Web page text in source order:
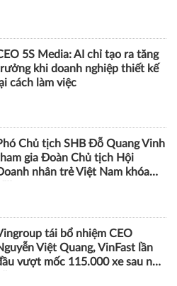
5S Media: AI chỉ tạo ra tăng
khi doanh nghiệp thiết kế
cách làm việc
Chủ tịch SHB Đỗ Quang Vinh
gia Đoàn Chủ tịch Hội
nhân trẻ Việt Nam khóa
tái bổ nhiệm CEO
Việt Quang, VinFast lần
vượt mốc 115.000 xe sau nửa